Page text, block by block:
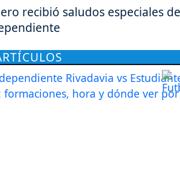
recibió saludos especiales de